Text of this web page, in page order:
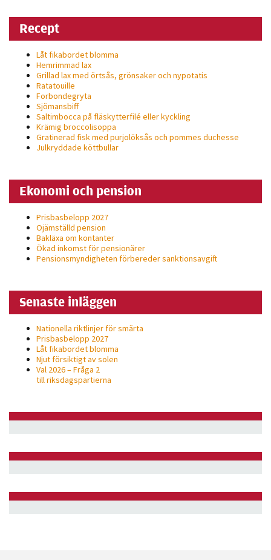
Recept
Låt fikabordet blomma
Hemrimmad lax
Grillad lax med örtsås, grönsaker och nypotatis
Ratatouille
Forbondegryta
Sjömansbiff
Saltimbocca på fläsk­ytterfilé eller kyckling
Krämig broccolisoppa
Gratinerad fisk med purjolöksås och pommes duchesse
Julkryddade köttbullar
Ekonomi och pension
Prisbasbelopp 2027
Ojämställd pension
Bakläxa om kontanter
Ökad inkomst för pensionärer
Pensionsmyndigheten förbereder sanktionsavgift
Senaste inläggen
Nationella riktlinjer för smärta
Prisbasbelopp 2027
Låt fikabordet blomma
Njut försiktigt av solen
Val 2026 – Fråga 2
till riksdagspartierna